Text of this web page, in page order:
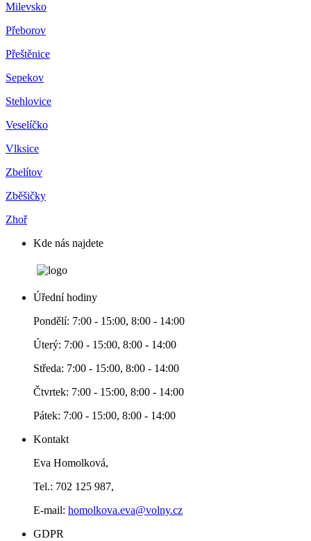
Milevsko
Přeborov
Přeštěnice
Sepekov
Stehlovice
Veselíčko
Vlksice
Zbelítov
Zběšičky
Zhoř
Kde nás najdete
Úřední hodiny
Pondělí: 7:00 - 15:00, 8:00 - 14:00
Úterý: 7:00 - 15:00, 8:00 - 14:00
Středa: 7:00 - 15:00, 8:00 - 14:00
Čtvrtek: 7:00 - 15:00, 8:00 - 14:00
Pátek: 7:00 - 15:00, 8:00 - 14:00
Kontakt
Eva Homolková,
Tel.: 702 125 987,
E-mail: homolkova.eva@volny.cz
GDPR